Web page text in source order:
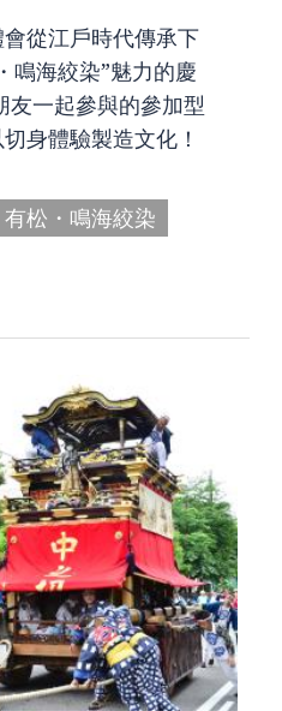
從江戶時代傳承下
鳴海絞染”魅力的慶
友一起參與的參加型
身體驗製造文化！
松・鳴海絞染